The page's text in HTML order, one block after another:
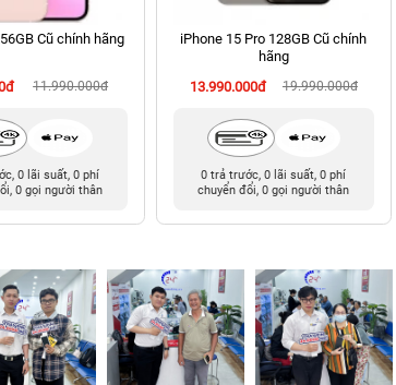
Cũ chính hãng
11.990.000đ
0 lãi suất, 0 phí
0 gọi người thân
iPhone 15 Pro 128GB Cũ chính
hãng
13.990.000đ
19.990.000đ
0 trả trước, 0 lãi suất, 0 phí
chuyển đổi, 0 gọi người thân